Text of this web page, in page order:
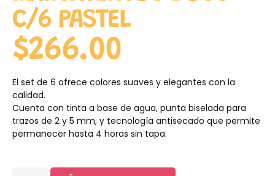
C/6 PASTEL
$266.00
El set de 6 ofrece colores suaves y elegantes con la
calidad.
Cuenta con tinta a base de agua, punta biselada para
trazos de 2 y 5 mm, y tecnología antisecado que permite
permanecer hasta 4 horas sin tapa.